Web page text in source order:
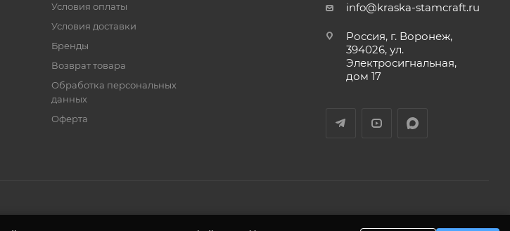
Условия оплаты
Условия доставки
Бренды
Возврат товара
Обработка персональных
данных
Оферта
info@kraska-stamcraft.ru
Россия, г. Воронеж,
394026, ул.
Электросигнальная,
дом 17